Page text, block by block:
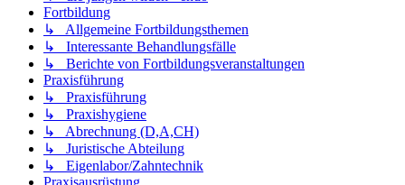
Fortbildung
↳ Allgemeine Fortbildungsthemen
↳ Interessante Behandlungsfälle
↳ Berichte von Fortbildungsveranstaltungen
Praxisführung
↳ Praxisführung
↳ Praxishygiene
↳ Abrechnung (D,A,CH)
↳ Juristische Abteilung
↳ Eigenlabor/Zahntechnik
Praxisausrüstung